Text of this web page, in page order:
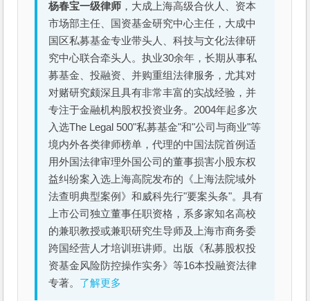
杨春宝一级律师 ，大成上海高级合伙人、资本
市场部主任、国资基金研究中心主任，大成中
国区私募基金专业带头人、科技与文化法律研
究中心联合牵头人。执业30余年，长期从事私
募基金、投融资、并购重组法律服务，尤其对
对赌研究颇深且具有非常丰富的实战经验，并
专注于金融机构股权投资业务。2004年起多次
入选The Legal 500"私募基金"和"公司与商业"等
境内外各类律师榜单，代理的中国法院首例适
用外国法律审理外国公司的董事损害小股东权
益纠纷案入选上海高院发布的《上海法院域外
法查明典型案例》和威科先行"要案头条"。具有
上市公司独立董事任职资格，系多家知名高校
的兼职教授或兼职研究生导师及上海市商务委
跨国经营人才培训班讲师。出版《私募股权投
资基金风险防控操作实务》等16本投融资法律
专著。 了解更多